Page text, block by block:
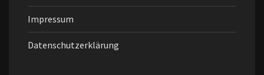
Impressum
Datenschutzerklärung